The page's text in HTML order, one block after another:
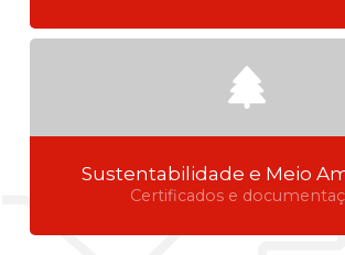
Sustentabilidade e Meio
Certificados e